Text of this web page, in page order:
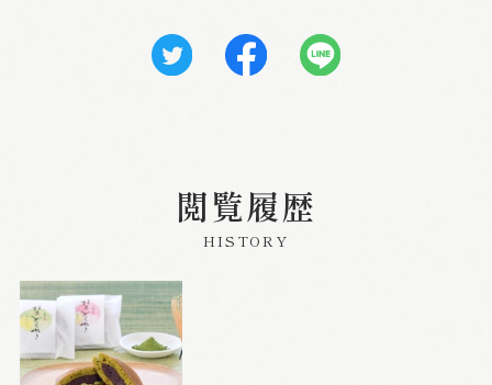
閲覧履歴
HISTORY